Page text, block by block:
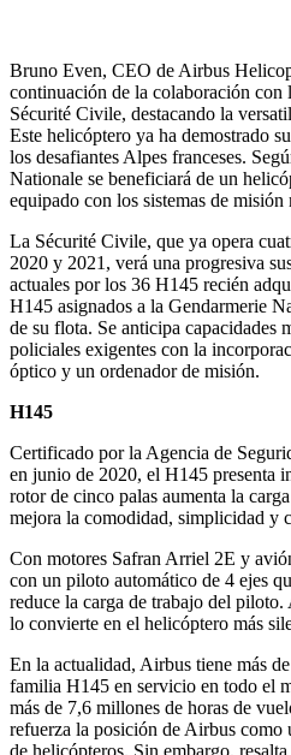
Bruno Even, CEO de Airbus
continuación de la colaboración con
Sécurité Civile, destacando la
Este helicóptero ya ha demostrado
los desafiantes Alpes franceses.
Nationale se beneficiará de un
equipado con los sistemas de misión
La Sécurité Civile, que ya opera
2020 y 2021, verá una progresiva
actuales por los 36 H145 recién
H145 asignados a la Gendarmerie
de su flota. Se anticipa capacidades
policiales exigentes con la
óptico y un ordenador de misión.
H145
Certificado por la Agencia de
en junio de 2020, el H145 presenta
rotor de cinco palas aumenta la
mejora la comodidad, simplicidad y
Con motores Safran Arriel 2E y
con un piloto automático de 4 ejes
reduce la carga de trabajo del piloto.
lo convierte en el helicóptero más
En la actualidad, Airbus tiene más
familia H145 en servicio en todo el
más de 7,6 millones de horas de
refuerza la posición de Airbus como
de helicópteros. Sin embargo,